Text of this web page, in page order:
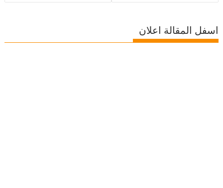
اسفل المقالة اعلان